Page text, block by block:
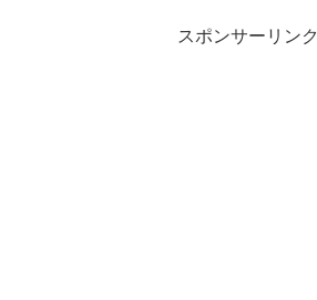
スポンサーリンク